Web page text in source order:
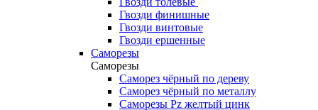
Гвозди финишные
Гвозди винтовые
Гвозди ершенные
Саморезы
Саморезы
Саморез чёрный по дереву
Саморез чёрный по металлу
Саморезы Pz желтый цинк